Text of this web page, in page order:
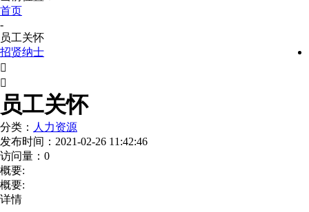
首页
-
员工关怀
招贤纳士


员工关怀
分类： 人力资源
发布时间： 2021-02-26 11:42:46
访问量： 0
概要:
概要:
详情